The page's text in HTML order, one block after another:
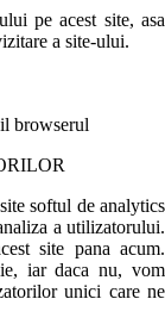
pe acest site, asa
a site-ului.
browserul
softul de analytics
a utilizatorului.
site pana acum.
iar daca nu, vom
unici care ne